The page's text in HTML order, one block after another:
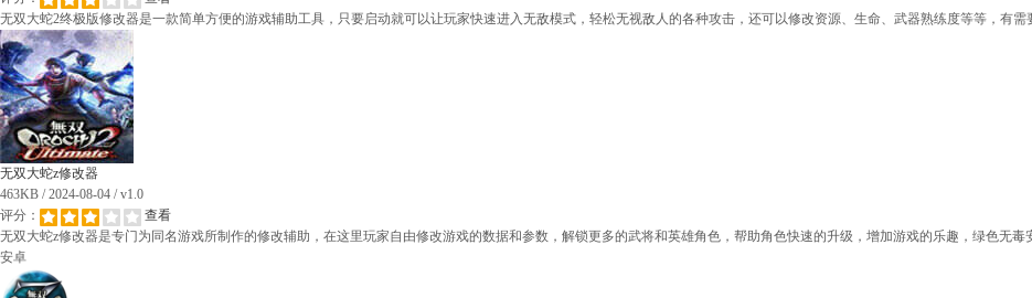
无双大蛇2终极版修改器是一款简单方便的游戏辅助工具，只要启动就可以让玩家快速进入无敌模式，轻松无视敌人的各种攻击，还可以修改资源、生命、武器熟练度等等，有需
无双大蛇z修改器
463KB / 2024-08-04 / v1.0
评分：
查看
无双大蛇z修改器是专门为同名游戏所制作的修改辅助，在这里玩家自由修改游戏的数据和参数，解锁更多的武将和英雄角色，帮助角色快速的升级，增加游戏的乐趣，绿色无毒
安卓